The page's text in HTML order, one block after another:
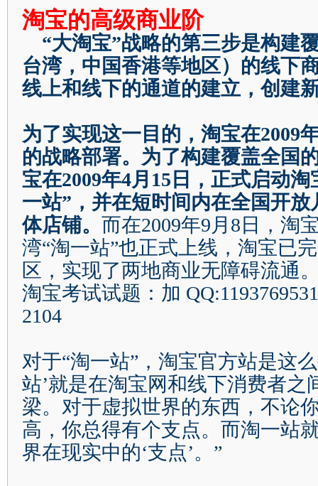
淘宝的高级商业阶
“大淘宝”战略的第三步是构建
台湾，中国香港等地区）的线下
线上和线下的通道的建立，创建
为了实现这一目的，淘宝在2009
的战略部署。为了构建覆盖全国
宝在2009年4月 15 日
，正式启动
一站” ，并在短时间内在全国开
体店铺。 而在2009年9月 8 日
，淘
湾“淘一站”也正式上线，淘宝已
区，实现了两地商业无障碍流通
淘宝考试试题：加
2104
对于“淘一站” ，淘宝官方站是这
站’就是在淘宝网和线下消费者之
梁。对于虚拟世界的东西，不论
高，你总得有个支点。而淘一站
界在现实中的‘支点’。 ”